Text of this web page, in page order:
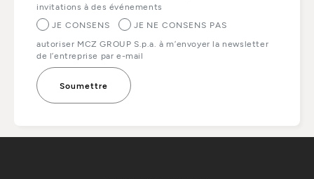
invitations à des événements
JE CONSENS
JE NE CONSENS PAS
autoriser MCZ GROUP S.p.a. à m’envoyer la newsletter
de l’entreprise par e-mail